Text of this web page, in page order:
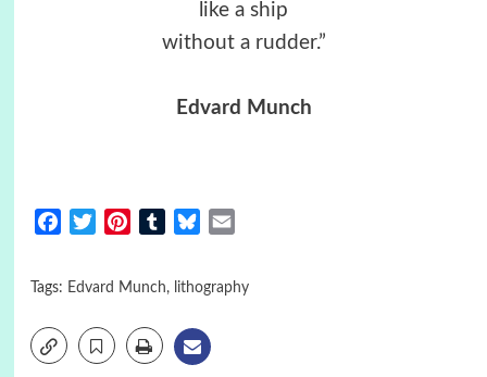
like a ship
without a rudder.”
Edvard Munch
FacebookTwitterPinterestTumblrBluesky
Tags: Edvard Munch, lithography